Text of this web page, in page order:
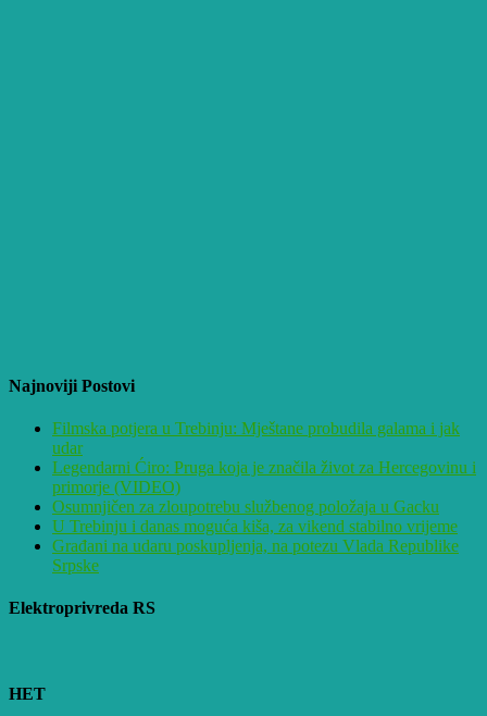
Najnoviji Postovi
Filmska potjera u Trebinju: Mještane probudila galama i jak
udar
Legendarni Ćiro: Pruga koja je značila život za Hercegovinu i
primorje (VIDEO)
Osumnjičen za zloupotrebu službenog položaja u Gacku
U Trebinju i danas moguća kiša, za vikend stabilno vrijeme
Građani na udaru poskupljenja, na potezu Vlada Republike
Srpske
Elektroprivreda RS
HET